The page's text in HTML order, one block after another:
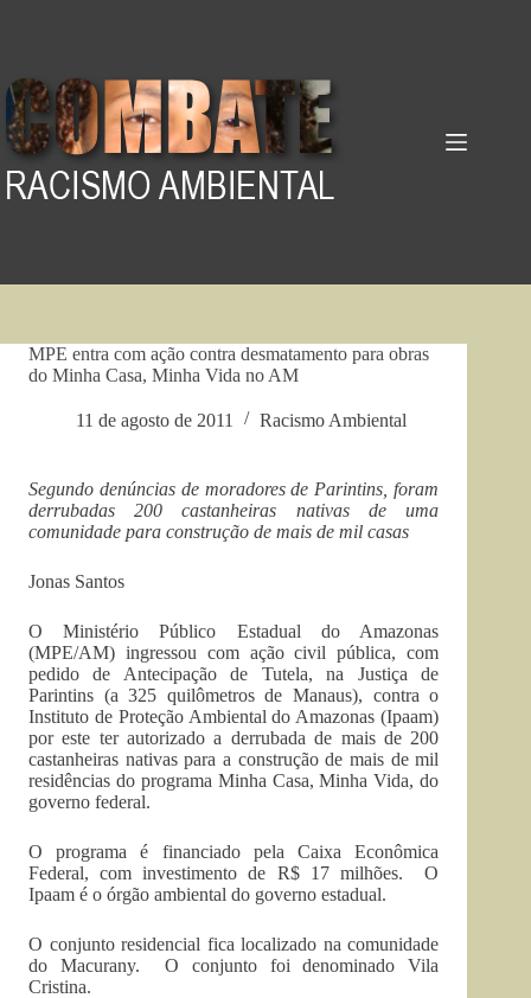
MPE entra com ação contra desmatamento para obras
do Minha Casa, Minha Vida no AM
11 de agosto de 2011 Racismo Ambiental
Segundo denúncias de moradores de Parintins, foram
derrubadas 200 castanheiras nativas de uma
comunidade para construção de mais de mil casas
Jonas Santos
O Ministério Público Estadual do Amazonas
(MPE/AM) ingressou com ação civil pública, com
pedido de Antecipação de Tutela, na Justiça de
Parintins (a 325 quilômetros de Manaus), contra o
Instituto de Proteção Ambiental do Amazonas (Ipaam)
por este ter autorizado a derrubada de mais de 200
castanheiras nativas para a construção de mais de mil
residências do programa Minha Casa, Minha Vida, do
governo federal.
O programa é financiado pela Caixa Econômica
Federal, com investimento de R$ 17 milhões. O
Ipaam é o órgão ambiental do governo estadual.
O conjunto residencial fica localizado na comunidade
do Macurany. O conjunto foi denominado Vila
Cristina.